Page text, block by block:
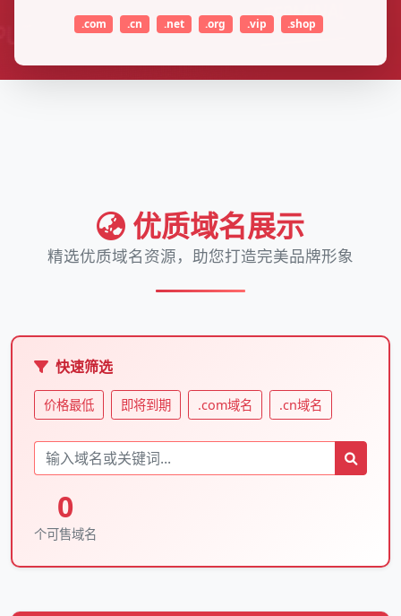
.com .cn .net .org .vip .shop
优质域名展示
精选优质域名资源，助您打造完美品牌形象
快速筛选
价格最低 即将到期 .com域名 .cn域名
0
个可售域名